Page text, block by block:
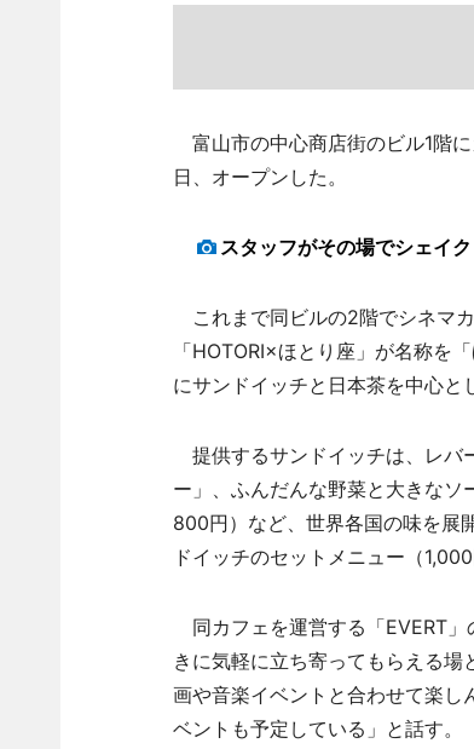
富山市の中心商店街のビル1階
日、オープンした。
スタッフがその場でシェイ
これまで同ビルの2階でシネマ
「HOTORI×ほとり座」が名称を
にサンドイッチと日本茶を中心と
提供するサンドイッチは、レバ
ー」、ふんだんな野菜と大きな
800円）など、世界各国の味を展
ドイッチのセットメニュー（1,000
同カフェを運営する「EVERT」
きに気軽に立ち寄ってもらえる
画や音楽イベントと合わせて楽し
ベントも予定している」と話す。